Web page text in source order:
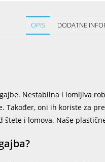
OPIS DODATNE
Nestabilna i lomljiva
Također, oni ih koriste za
i lomova. Naše